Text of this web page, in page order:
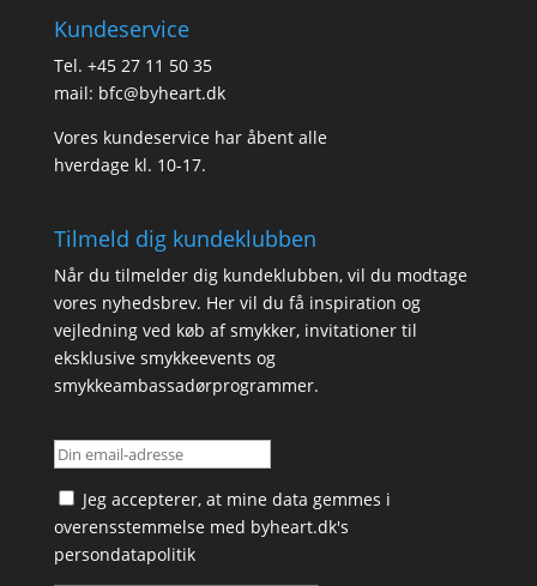
Kundeservice
Tel. +45 27 11 50 35
mail: bfc@byheart.dk
Vores kundeservice har åbent alle
hverdage kl. 10-17.
Tilmeld dig kundeklubben
Når du tilmelder dig kundeklubben, vil du modtage
vores nyhedsbrev. Her vil du få inspiration og
vejledning ved køb af smykker, invitationer til
eksklusive smykkeevents og
smykkeambassadørprogrammer.
Jeg accepterer, at mine data gemmes i
overensstemmelse med byheart.dk's
persondatapolitik